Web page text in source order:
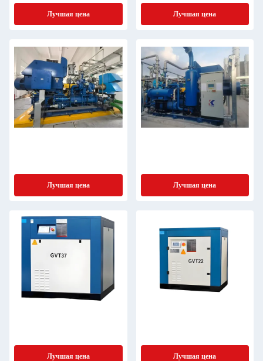
Лучшая цена Лучшая цена
Лучшая цена Лучшая цена
Лучшая цена Лучшая цена